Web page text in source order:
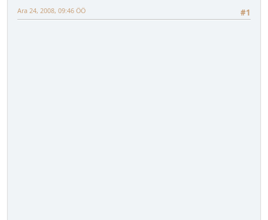
#1
Ara 24, 2008, 09:46 ÖÖ